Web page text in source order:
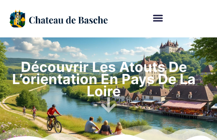
Découvrir Les Atouts De
L’orientation En Pays De La
Loire